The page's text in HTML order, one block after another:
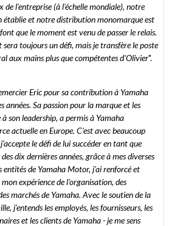
de l'entreprise (à l'échelle mondiale), notre
établie et notre distribution monomarque est
que le moment est venu de passer le relais.
toujours un défi, mais je transfère le poste
aux mains plus que compétentes d'Olivier".
Eric pour sa contribution à Yamaha
années. Sa passion pour la marque et les
son leadership, a permis à Yamaha
actuelle en Europe. C'est avec beaucoup
le défi de lui succéder en tant que
dix dernières années, grâce à mes diverses
de Yamaha Motor, j'ai renforcé et
expérience de l'organisation, des
marchés de Yamaha. Avec le soutien de la
j'entends les employés, les fournisseurs, les
et les clients de Yamaha - je me sens